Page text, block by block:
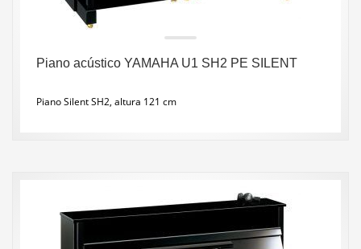
Piano acústico YAMAHA U1 SH2 PE SILENT
Piano Silent SH2, altura 121 cm